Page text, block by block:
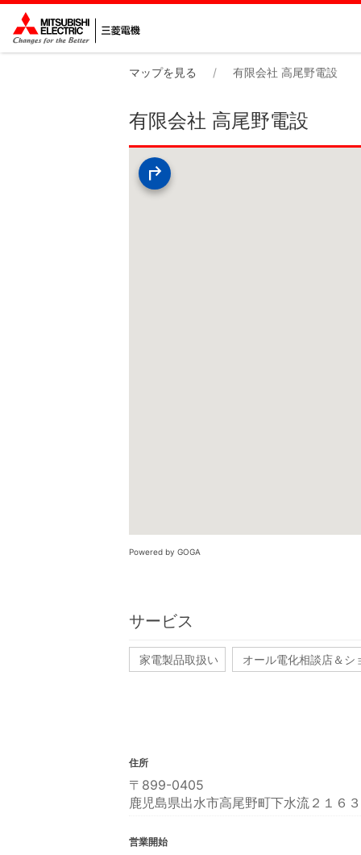
マップを見る 有限会社 高尾野電設
有限会社 高尾野電設
Powered by GOGA
サービス
家電製品取扱い オール電化相談店＆シ
住所
〒899-0405
鹿児島県出水市高尾野町下水流２１６
営業開始